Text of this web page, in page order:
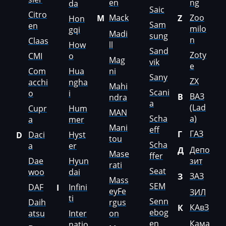
Luxgen
Mack
Madill
Magni
Mahindra
MAN
Manitou
Maserati
MasseyFerguson
Maxus
Mazda
McCloskey
Citro
en
Claas
CMI
Com
acchi
o
Cupr
a
D
Daci
a
Dae
woo
DAF
Daih
atsu
da
Hon
gqi
How
o
Hua
ngha
i
Hum
mer
Hyst
er
Hyun
dai
I
Infini
ti
Inter
en
M Mack
Madi
ll
Mag
ni
Mahi
ndra
MAN
Mani
tou
Mase
rati
Mass
eyFe
rgus
on
Saic
Sam
sung
Sand
vik
Sany
Scani
a
Scha
eff
Scha
ffer
Seat
SEM
Senn
ebog
en
ng
Z
Zoo
milo
n
Zoty
e
ZX
В
ВАЗ
(Lad
a)
Г
ГАЗ
Д Депо
зит
З
ЗАЗ
ЗИЛ
К
КАвЗ
Кама